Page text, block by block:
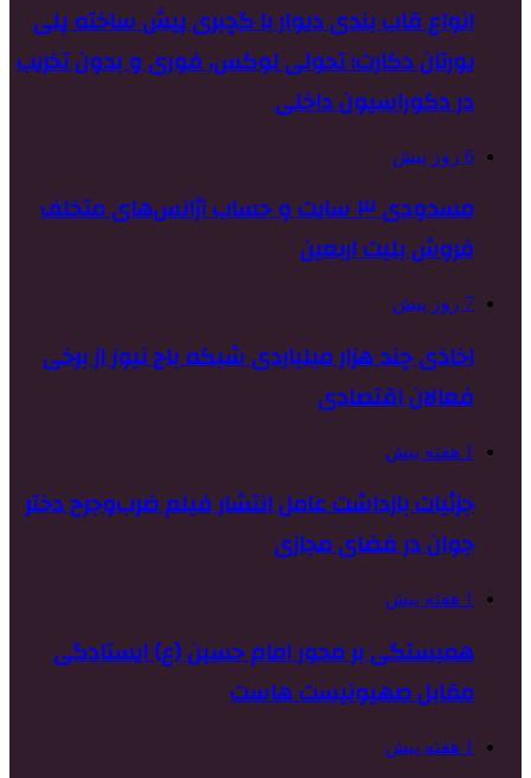
انواع قاب بندی دیوار با گچبری پیش ساخته پلی
یورتان دکارت؛ تحولی لوکس، فوری و بدون تخریب
در دکوراسیون داخلی
6 روز پیش
مسدودی ۳ سایت و حساب آژانس‌های متخلف
فروش بلیت اربعین
7 روز پیش
اخاذی چند هزار میلیاردی شبکه باج نیوز از برخی
فعالان اقتصادی
1 هفته پیش
جزئیات بازداشت عامل انتشار فیلم ضرب‌وجرح دختر
جوان در فضای مجازی
1 هفته پیش
همبستگی بر محور امام حسین (ع) ایستادگی
مقابل صهیونیست هاست
1 هفته پیش